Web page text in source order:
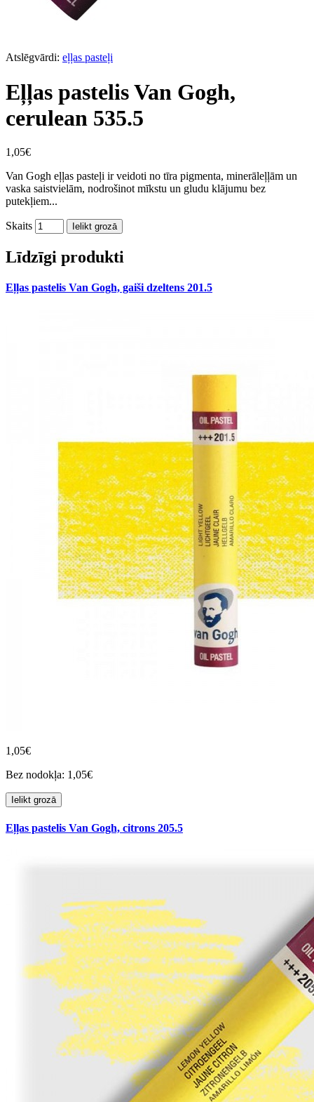
Atslēgvārdi: eļļas pasteļi
Eļļas pastelis Van Gogh,
cerulean 535.5
1,05€
Van Gogh eļļas pasteļi ir veidoti no tīra pigmenta, minerāleļļām un
vaska saistvielām, nodrošinot mīkstu un gludu klājumu bez
putekļiem...
Skaits Ielikt grozā
Līdzīgi produkti
Eļļas pastelis Van Gogh, gaiši dzeltens 201.5
1,05€
Bez nodokļa: 1,05€
Ielikt grozā
Eļļas pastelis Van Gogh, citrons 205.5